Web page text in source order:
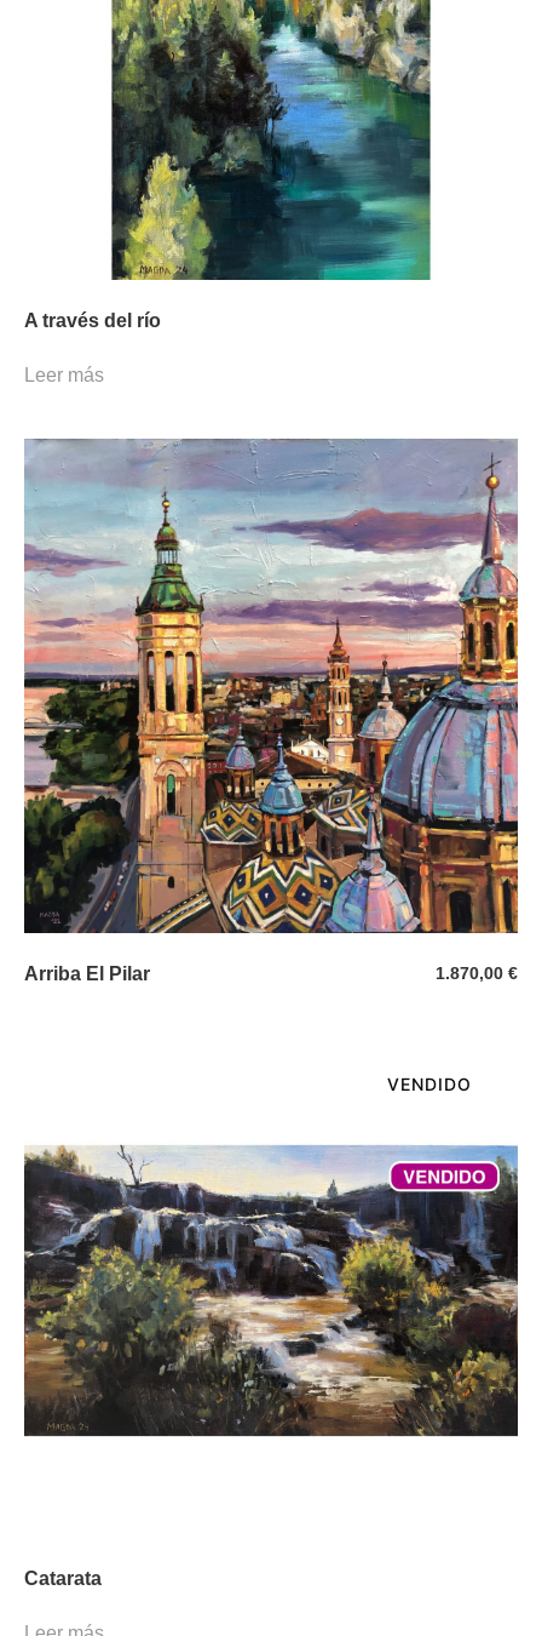
A través del río
Leer más
Arriba El Pilar 1.870,00 €
VENDIDO
Catarata